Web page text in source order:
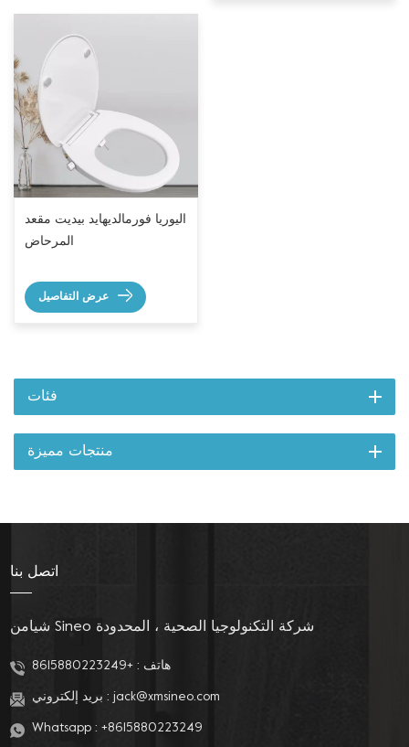
اليوريا فورمالديهايد بيديت مقعد
المرحاض
عرض التفاصيل
فئات
منتجات مميزة
اتصل بنا
شيامن Sineo شركة التكنولوجيا الصحية ، المحدودة
هاتف :+8615880223249
بريد إلكتروني : jack@xmsineo.com
Whatsapp : +8615880223249